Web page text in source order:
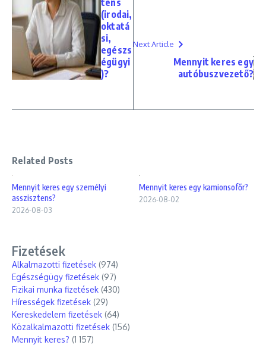
tens
(irodai,
oktatá
si,
egészs
égügyi
)?
Next Article
Mennyit keres egy
autóbuszvezető?
Related Posts
Mennyit keres egy személyi
asszisztens?
2026-08-03
Mennyit keres egy kamionsofőr?
2026-08-02
Fizetések
Alkalmazotti fizetések (974)
Egészségügy fizetések (97)
Fizikai munka fizetések (430)
Hírességek fizetések (29)
Kereskedelem fizetések (64)
Közalkalmazotti fizetések (156)
Mennyit keres? (1 157)